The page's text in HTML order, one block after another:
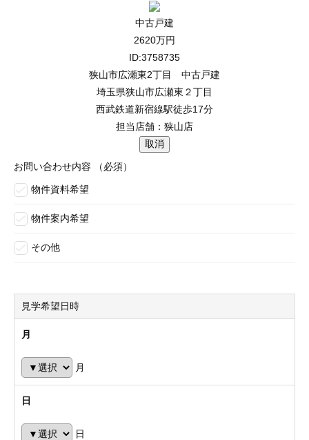
中古戸建
2620万円
ID:3758735
狭山市広瀬東2丁目 中古戸建
埼玉県狭山市広瀬東２丁目
西武鉄道新宿線駅徒歩17分
担当店舗：狭山店
お問い合わせ内容 （必須）
物件資料希望
物件案内希望
その他
見学希望日時
月
月
日
日